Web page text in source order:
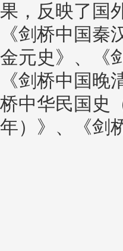
果，反映了国
《剑桥中国
金元史》、《
《剑桥中国
桥中华民国史
年）》、《剑